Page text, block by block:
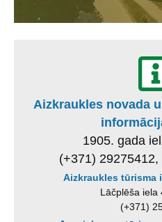
Aizkraukles novada
1905. gada
(+371)
Aizkraukles tūrisma
Lāčplēša iela
(+371)